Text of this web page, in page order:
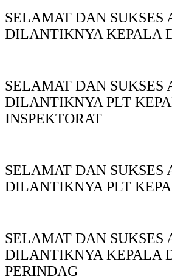
SELAMAT DAN SUKSES
DILANTIKNYA KEPALA
SELAMAT DAN SUKSES
DILANTIKNYA PLT
INSPEKTORAT
SELAMAT DAN SUKSES
DILANTIKNYA PLT
SELAMAT DAN SUKSES
DILANTIKNYA KEPALA
PERINDAG